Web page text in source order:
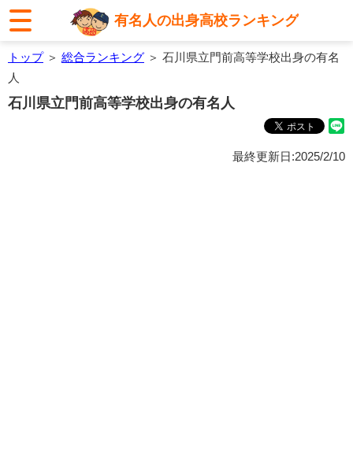
有名人の出身高校ランキング
トップ＞ 総合ランキング ＞ 石川県立門前高等学校出身の有名
人
石川県立門前高等学校出身の有名人
最終更新日:2025/2/10